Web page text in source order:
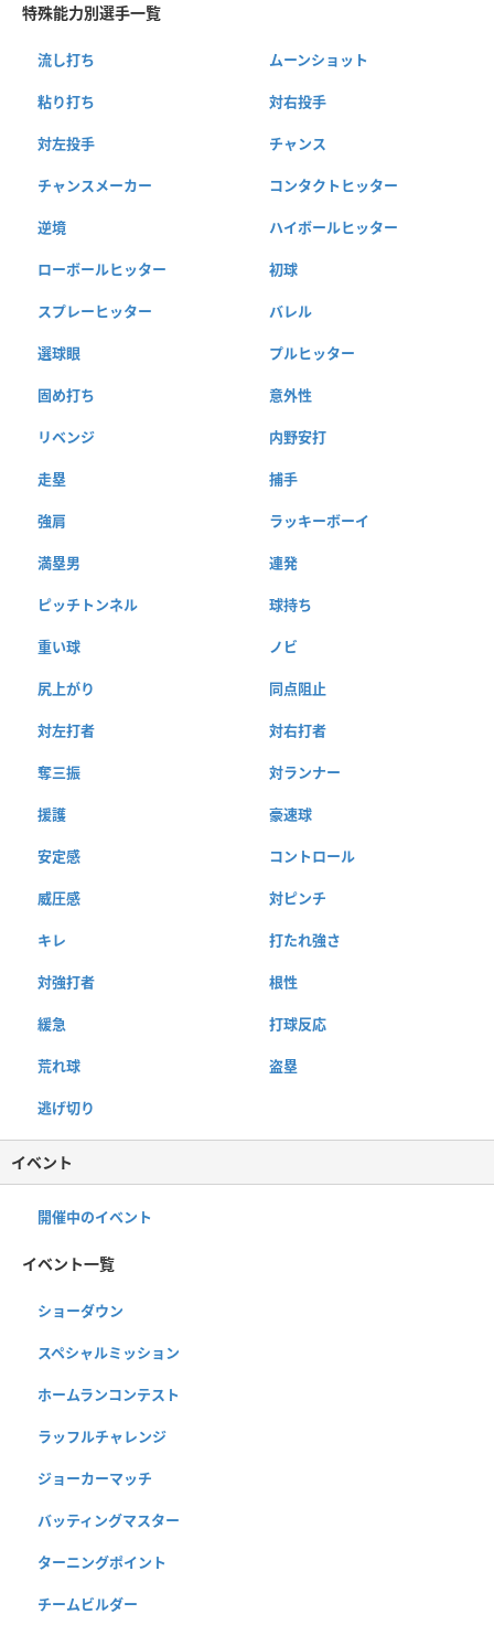
特殊能力別選手一覧
流し打ち ムーンショット
粘り打ち 対右投手
対左投手 チャンス
チャンスメーカー コンタクトヒッター
逆境 ハイボールヒッター
ローボールヒッター 初球
スプレーヒッター バレル
選球眼 プルヒッター
固め打ち 意外性
リベンジ 内野安打
走塁 捕手
強肩 ラッキーボーイ
満塁男 連発
ピッチトンネル 球持ち
重い球 ノビ
尻上がり 同点阻止
対左打者 対右打者
奪三振 対ランナー
援護 豪速球
安定感 コントロール
威圧感 対ピンチ
キレ 打たれ強さ
対強打者 根性
緩急 打球反応
荒れ球 盗塁
逃げ切り
イベント
開催中のイベント
イベント一覧
ショーダウン
スペシャルミッション
ホームランコンテスト
ラッフルチャレンジ
ジョーカーマッチ
バッティングマスター
ターニングポイント
チームビルダー